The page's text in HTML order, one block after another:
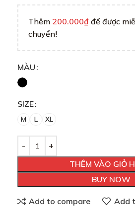
Thêm 200.000₫ để được
chuyển!
MÀU
SIZE
M L XL
THÊM VÀO GIỎ
BUY NOW
Add to compare Add